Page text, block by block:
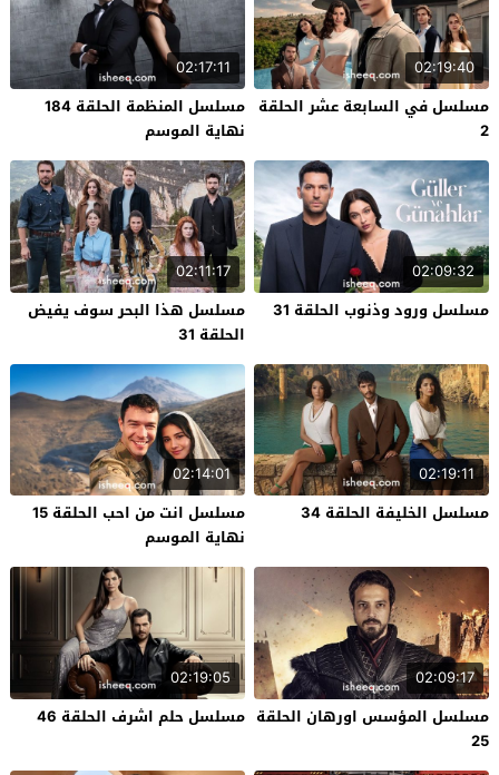
02:19:40
مسلسل في السابعة عشر الحلقة
2
02:17:11
مسلسل المنظمة الحلقة 184
نهاية الموسم
02:09:32
مسلسل ورود وذنوب الحلقة 31
02:11:17
مسلسل هذا البحر سوف يفيض
الحلقة 31
02:19:11
مسلسل الخليفة الحلقة 34
02:14:01
مسلسل انت من احب الحلقة 15
نهاية الموسم
02:09:17
مسلسل المؤسس اورهان الحلقة
25
02:19:05
مسلسل حلم اشرف الحلقة 46